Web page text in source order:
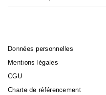
Données personnelles
Mentions légales
CGU
Charte de référencement